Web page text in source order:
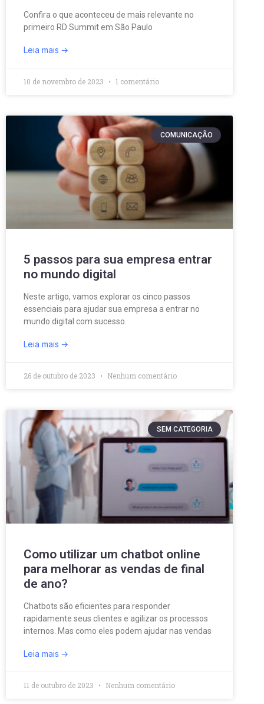
Confira o que aconteceu de mais relevante no
primeiro RD Summit em São Paulo
Leia mais
10 de novembro de 2023 1 comentário
COMUNICAÇÃO
5 passos para sua empresa entrar
no mundo digital
Neste artigo, vamos explorar os cinco passos
essenciais para ajudar sua empresa a entrar no
mundo digital com sucesso.
Leia mais
26 de outubro de 2023 Nenhum comentário
SEM CATEGORIA
Como utilizar um chatbot online
para melhorar as vendas de final
de ano?
Chatbots são eficientes para responder
rapidamente seus clientes e agilizar os processos
internos. Mas como eles podem ajudar nas vendas
Leia mais
11 de outubro de 2023 Nenhum comentário